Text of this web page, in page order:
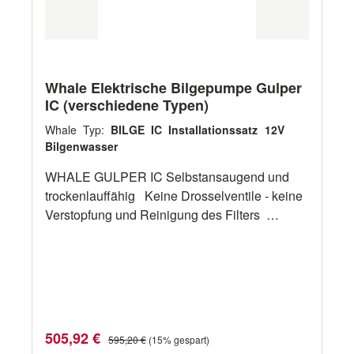
Whale Elektrische Bilgepumpe Gulper
IC (verschiedene Typen)
Whale Typ: BILGE IC Installationssatz 12V
Bilgenwasser
WHALE GULPER IC Selbstansaugend und
trockenlauffähig Keine Drosselventile - keine
Verstopfung und Reinigung des Filters
vertikal Integriertes Rückschlagventil 4 Meter
Verkaufspreis:
505,92 € Regulärer Preis:
595,20 € (15% gespart)